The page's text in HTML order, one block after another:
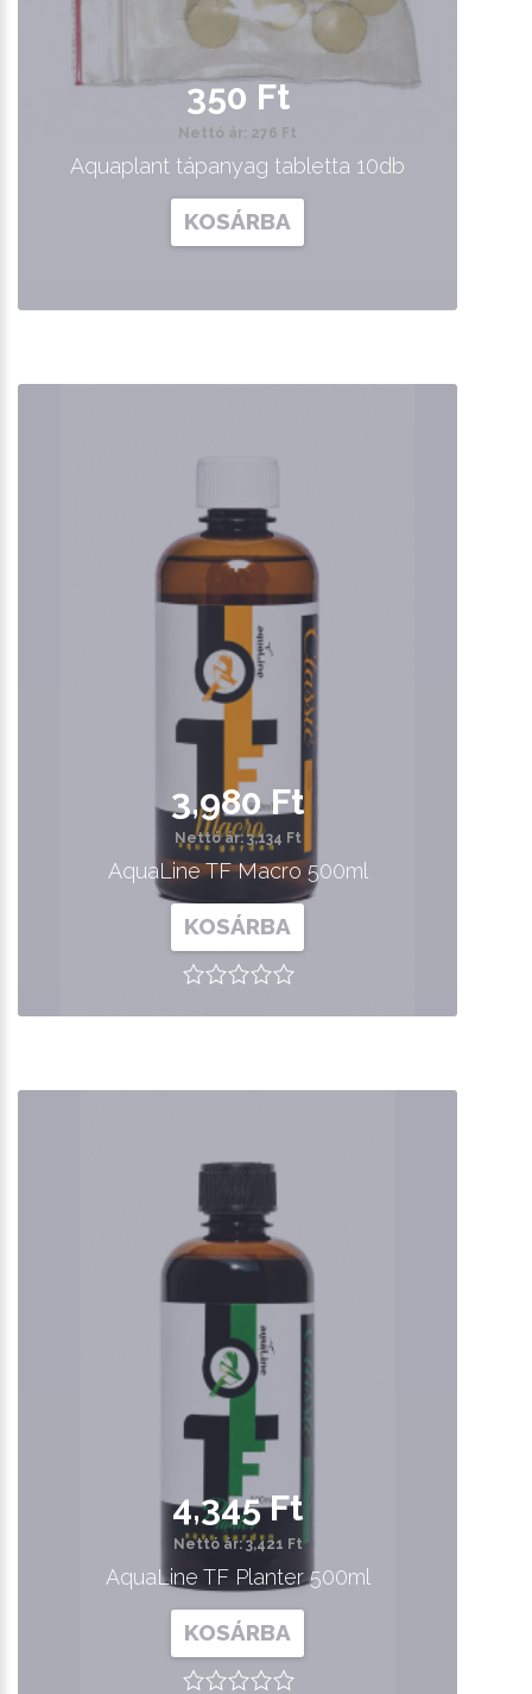
350 Ft
Nettó ár: 276 Ft
Aquaplant tápanyag tabletta 10db
KOSÁRBA
3,980 Ft
Nettó ár: 3,134 Ft
AquaLine TF Macro 500ml
KOSÁRBA
4,345 Ft
Nettó ár: 3,421 Ft
AquaLine TF Planter 500ml
KOSÁRBA